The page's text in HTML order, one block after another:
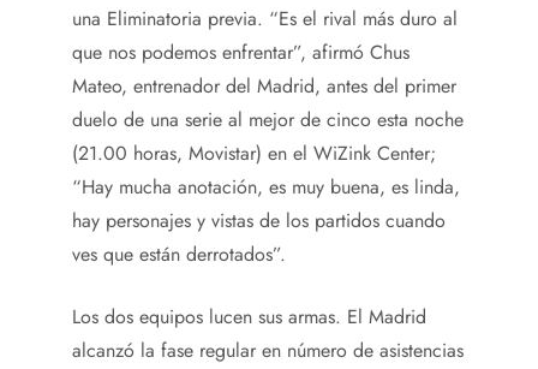
una Eliminatoria previa. “Es el rival más duro al
que nos podemos enfrentar”, afirmó Chus
Mateo, entrenador del Madrid, antes del primer
duelo de una serie al mejor de cinco esta noche
(21.00 horas, Movistar) en el WiZink Center;
“Hay mucha anotación, es muy buena, es linda,
hay personajes y vistas de los partidos cuando
ves que están derrotados”.
Los dos equipos lucen sus armas. El Madrid
alcanzó la fase regular en número de asistencias